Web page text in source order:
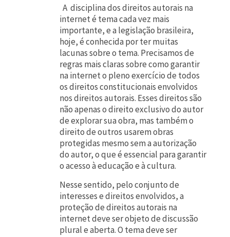
A disciplina dos direitos autorais na
internet é tema cada vez mais
importante, e a legislação brasileira,
hoje, é conhecida por ter muitas
lacunas sobre o tema. Precisamos de
regras mais claras sobre como garantir
na internet o pleno exercício de todos
os direitos constitucionais envolvidos
nos direitos autorais. Esses direitos são
não apenas o direito exclusivo do autor
de explorar sua obra, mas também o
direito de outros usarem obras
protegidas mesmo sem a autorização
do autor, o que é essencial para garantir
o acesso à educação e à cultura.
Nesse sentido, pelo conjunto de
interesses e direitos envolvidos, a
proteção de direitos autorais na
internet deve ser objeto de discussão
plural e aberta. O tema deve ser